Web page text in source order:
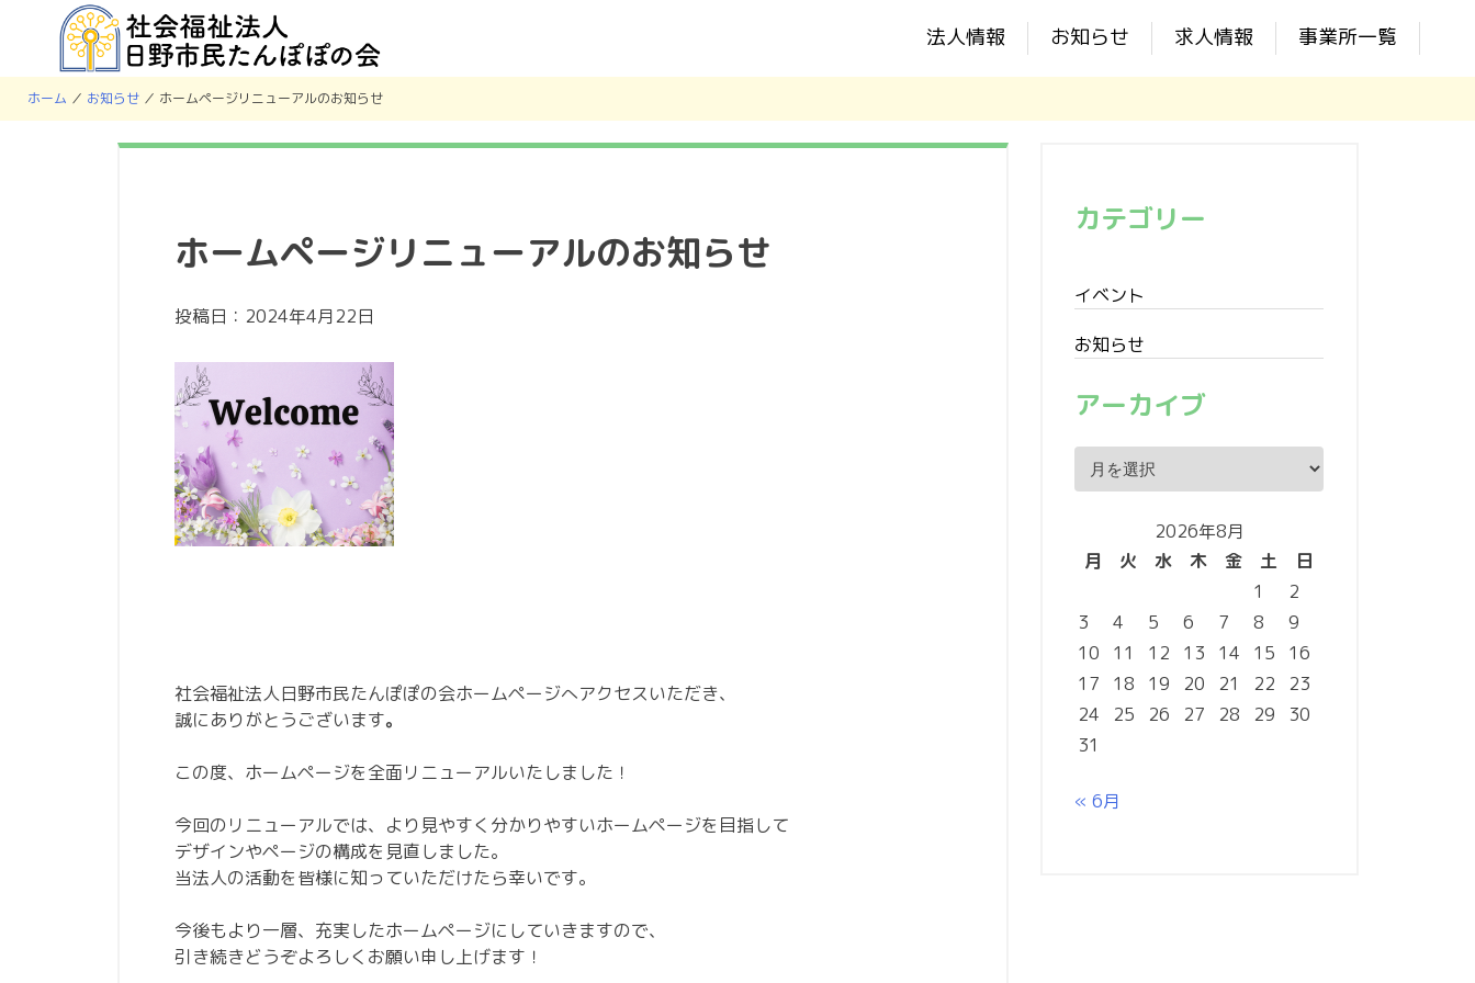
法人情報 お知らせ 求人情報 事業所一覧
ホーム ／ お知らせ ／ ホームページリニューアルのお知らせ
ホームページリニューアルのお知らせ
投稿日：2024年4月22日
社会福祉法人日野市民たんぽぽの会ホームページへアクセスいただき、
誠にありがとうございます。
この度、ホームページを全面リニューアルいたしました！
今回のリニューアルでは、より見やすく分かりやすいホームページを目指して
デザインやページの構成を見直しました。
当法人の活動を皆様に知っていただけたら幸いです。
今後もより一層、充実したホームページにしていきますので、
引き続きどうぞよろしくお願い申し上げます！
カテゴリー
イベント
お知らせ
アーカイブ
ー
ブ
2026年8月
月
火 水 木 金 土
日
1
2
3
4 5 6 7 8
9
10
11 12 13 14 15
16
17
18 19 20 21 22
23
24
25 26 27 28 29
30
31
« 6月